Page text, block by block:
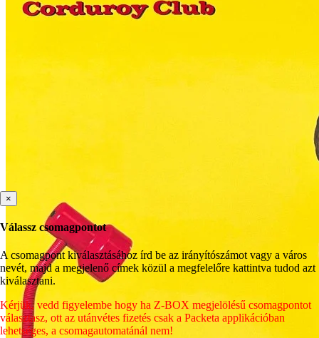
×
Válassz csomagpontot
A csomagpont kiválasztásához írd be az irányítószámot vagy a város
nevét, majd a megjelenő címek közül a megfelelőre kattintva tudod azt
kiválasztani.
Kérjük, vedd figyelembe hogy ha Z-BOX megjelölésű csomagpontot
választasz, ott az utánvétes fizetés csak a Packeta applikációban
lehetséges, a csomagautomatánál nem!